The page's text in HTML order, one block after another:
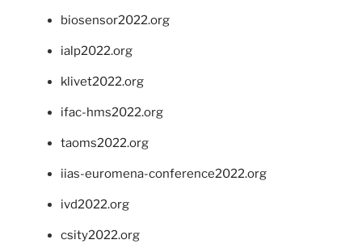
biosensor2022.org
ialp2022.org
klivet2022.org
ifac-hms2022.org
taoms2022.org
iias-euromena-conference2022.org
ivd2022.org
csity2022.org